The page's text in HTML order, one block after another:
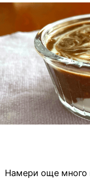
Намери още много